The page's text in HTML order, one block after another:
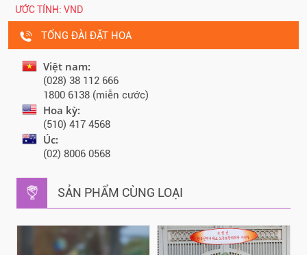
ƯỚC TÍNH: VND
TỔNG ĐÀI ĐẶT HOA
Việt nam:
(028) 38 112 666
1800 6138 (miễn cước)
Hoa kỳ:
(510) 417 4568
Úc:
(02) 8006 0568
SẢN PHẨM CÙNG LOẠI